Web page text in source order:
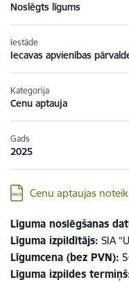
Noslēgts līgums
Iestāde
Iecavas apvienības
Kategorija
Cenu aptauja
Gads
2025
Lejupielādēt:
Cenu aptaujas
Līguma noslēgšanas
Līguma izpildītājs: SIA
Līgumcena (bez PVN):
Līguma izpildes